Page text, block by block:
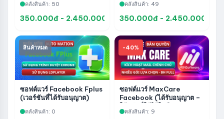
บัญชี การดูแล และระบบ
อัตโนมัติ TikTok
คลังสินค้า: 50
350.000đ - 2.450.000đ
อัตโนมัติ Instagram
คลังสินค้า: 49
350.000đ - 2.450.000đ
สินค้าหมด
ซอฟต์แวร์ Facebook Fplus
(เวอร์ชันที่ได้รับอนุญาต)
คลังสินค้า: 0
-40%
ซอฟต์แวร์ MaxCare
Facebook (ได้รับอนุญาต –
เป็นทางการ)
คลังสินค้า: 9